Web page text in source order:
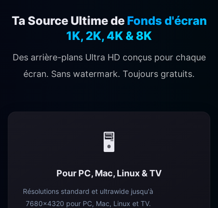
Ta Source Ultime de Fonds d'écran
1K, 2K, 4K & 8K
Des arrière-plans Ultra HD conçus pour chaque
écran. Sans watermark. Toujours gratuits.
🖥️
Pour PC, Mac, Linux & TV
Résolutions standard et ultrawide jusqu'à
7680×4320 pour PC, Mac, Linux et TV.